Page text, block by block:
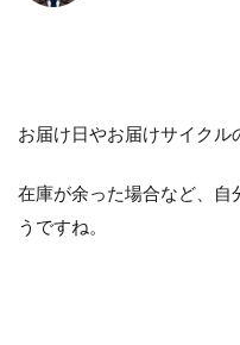
お届け日やお届けサイクル
在庫が余った場合など、自
うですね。